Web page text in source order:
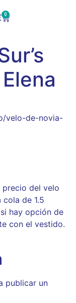
0
velo-de-novia-
precio del velo
de 1.5
hay opción de
con el vestido.
publicar un